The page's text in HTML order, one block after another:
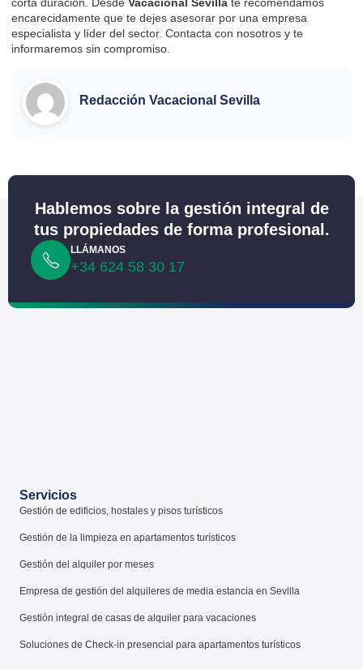
encarecidamente que te dejes asesorar por una empresa
especialista y líder del sector. Contacta con nosotros y te
informaremos sin compromiso.
Redacción Vacacional Sevilla
Hablemos sobre la gestión integral de
tus propiedades de forma profesional.
LLÁMANOS
+34 624 58 30 17
Servicios
Gestión de edificios, hostales y pisos turísticos
Gestión de la limpieza en apartamentos turísticos
Gestión del alquiler por meses
Empresa de gestión del alquileres de media estancia en Sevilla
Gestión integral de casas de alquiler para vacaciones
Soluciones de Check-in presencial para apartamentos turísticos